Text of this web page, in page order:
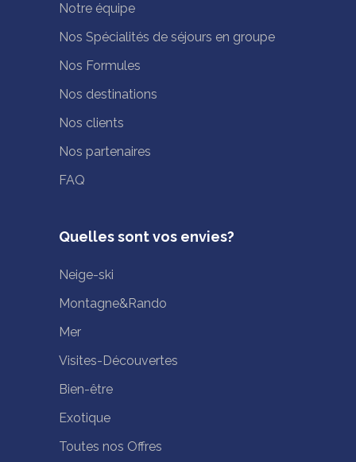
Notre équipe
Nos Spécialités de séjours en groupe
Nos Formules
Nos destinations
Nos clients
Nos partenaires
FAQ
Quelles sont vos envies?
Neige-ski
Montagne&Rando
Mer
Visites-Découvertes
Bien-être
Exotique
Toutes nos Offres